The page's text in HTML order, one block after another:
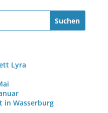
Lyra
in Wasserburg